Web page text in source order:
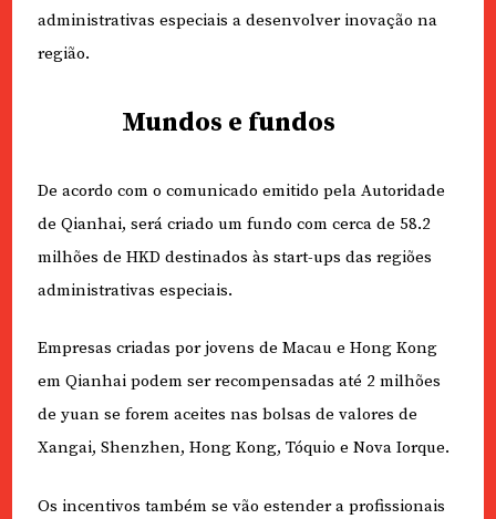
administrativas especiais a desenvolver inovação na
região.
Mundos e fundos
De acordo com o comunicado emitido pela Autoridade
de Qianhai, será criado um fundo com cerca de 58.2
milhões de HKD destinados às start-ups das regiões
administrativas especiais.
Empresas criadas por jovens de Macau e Hong Kong
em Qianhai podem ser recompensadas até 2 milhões
de yuan se forem aceites nas bolsas de valores de
Xangai, Shenzhen, Hong Kong, Tóquio e Nova Iorque.
Os incentivos também se vão estender a profissionais